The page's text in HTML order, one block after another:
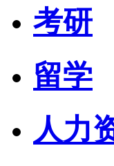
考研
留学
人力